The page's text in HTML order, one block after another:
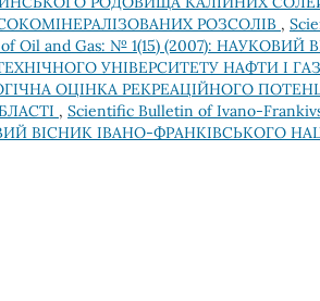
РОЗСОЛІВ ,
of Oil and Gas: № 1(15) (2007):
УНІВЕРСИТЕТУ НАФТИ І
ОЦІНКА РЕКРЕАЦІЙНОГО
, Scientific Bulletin of Ivano-
ВІСНИК ІВАНО-ФРАНКІВСЬКОГО